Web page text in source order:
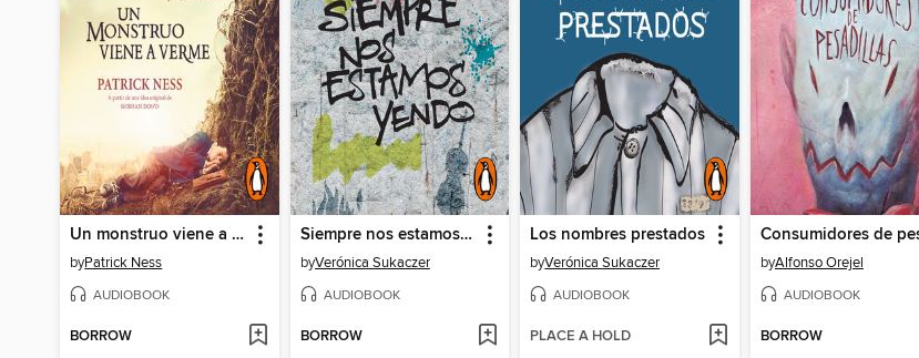
Un monstruo viene a verme
byPatrick Ness
AUDIOBOOK
BORROW
Siempre nos estamos yendo
byVerónica Sukaczer
AUDIOBOOK
BORROW
Los nombres prestados
byVerónica Sukaczer
AUDIOBOOK
PLACE A HOLD
byAlfonso Orejel
AUDIOBOOK
BORROW